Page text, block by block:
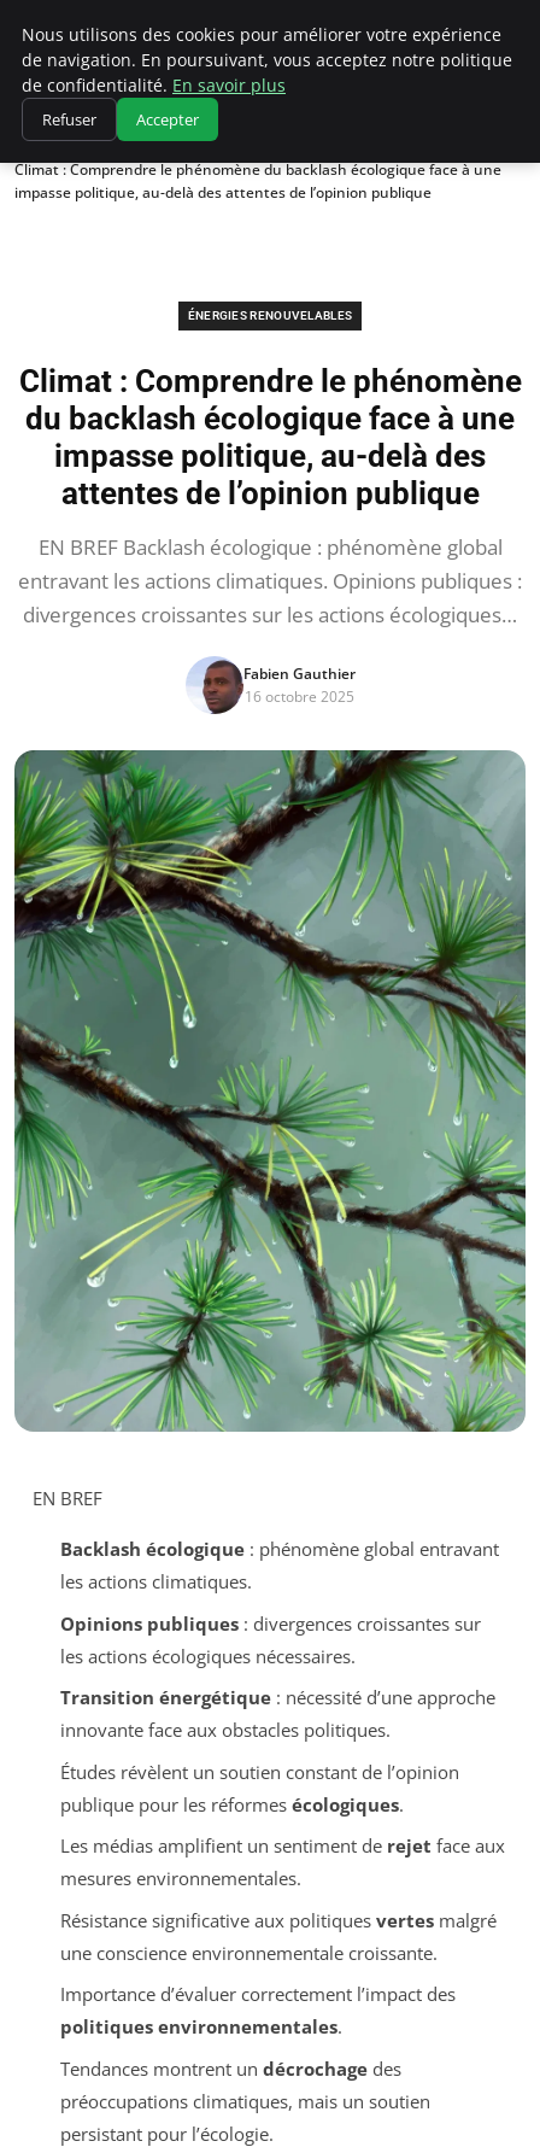
Climatedebtagents
Accueil
Énergies Renouvelables
Climat : Comprendre le phénomène du backlash écologique face à une
impasse politique, au-delà des attentes de l’opinion publique
ÉNERGIES RENOUVELABLES
Climat : Comprendre le phénomène
du backlash écologique face à une
impasse politique, au-delà des
attentes de l’opinion publique
EN BREF Backlash écologique : phénomène global
entravant les actions climatiques. Opinions publiques :
divergences croissantes sur les actions écologiques…
Fabien Gauthier
16 octobre 2025
EN BREF
Backlash écologique: phénomène global entravant
les actions climatiques.
Opinions publiques: divergences croissantes sur
les actions écologiques nécessaires.
Transition énergétique: nécessité d’une approche
innovante face aux obstacles politiques.
Études révèlent un soutien constant de l’opinion
publique pour les réformes écologiques.
Les médias amplifient un sentiment de rejet face aux
mesures environnementales.
Résistance significative aux politiques vertesmalgré
une conscience environnementale croissante.
Importance d’évaluer correctement l’impact des
politiques environnementales.
Tendances montrent un décrochagedes
préoccupations climatiques, mais un soutien
persistant pour l’écologie.
Nous utilisons des cookies pour améliorer votre expérience
de navigation. En poursuivant, vous acceptez notre politique
de confidentialité. En savoir plus
Refuser Accepter